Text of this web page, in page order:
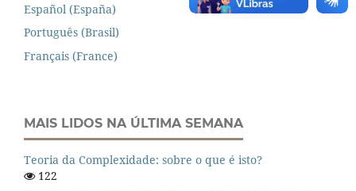
Español (España)
Português (Brasil)
Français (France)
MAIS LIDOS NA ÚLTIMA SEMANA
Teoria da Complexidade: sobre o que é isto?
122